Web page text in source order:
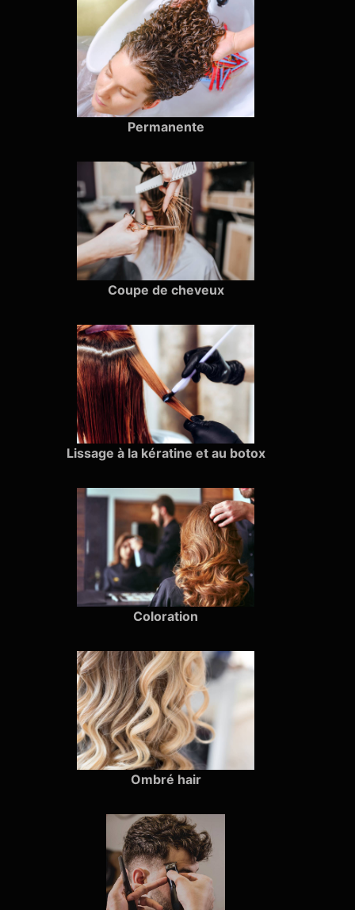
Permanente
Coupe de cheveux
Lissage à la kératine et au botox
Coloration
Ombré hair